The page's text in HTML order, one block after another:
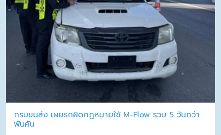
กรมขนส่ง เผยรถผิดกฎหมายใช้ M-Flow รวม 5 วันกว่า
พันคัน